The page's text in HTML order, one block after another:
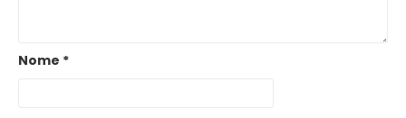
Nome *